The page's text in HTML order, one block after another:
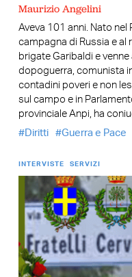
Maurizio Angelini
Aveva 101 anni. Nato
campagna di Russia e al
brigate Garibaldi e
dopoguerra, comunista
contadini poveri e non
sul campo e in
provinciale Anpi, ha
Diritti
Guerra e Pace
INTERVISTE SERVIZI